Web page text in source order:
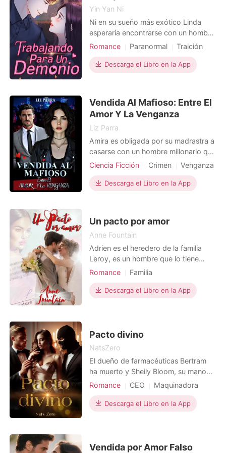
Yin Yan Ni
Ni en su sueño más exótico Linda
esperaría encontrarse con un hombre
que había caído del cielo. Lo que la
atractivos, sino sus atuendos
extraños, que se parecían a las
viajaba en el tiempo,
Romance Paranormal
Traición
Guardaespaldas
Encantadora
Hermoso
Descarga el Libro en la App
Vendida Al Mafioso: Entre El
Amor Y La Venganza
Liz Parra
Amira es obligada por su madrastra a
casarse con un hombre millonario que
le doblaba la edad, sacrificando su
de su media hermana. Su padre, sin
saber qué hacer, apoya la decisión de
enterrando
Ciencia Ficción Crimen
Venganza
CEO
Mafia
Matrimonio por contrato
Descarga el Libro en la App
Un pacto por amor
Anne Fountain
Adrien es el heredero de la familia
Leroy, es un hombre que lo tiene
todo: Fama, dinero, belleza, pero su
la mujer que su padre le pidió salvar,
pues vivió las peores cosas de la vida
obli
Romance
Familia
Matromonio arreglado
Relación secreta
CEO
Descarga el Libro en la App
Pacto divino
NatsZero
El dueño de farmacéuticas Bertram
ha muerto y Sheily Bloom, su mano
derecha, implacable, orgullosa y
lugar. Sin embargo, la llegada de
Zack, el fiestero hijo del dueño,
secreto que guardar: la
Romance CEO
Maquinadora
Lujuria/Erótica
Arrogante/Dominante
Urbano
Venganza
CEO Romance
Descarga el Libro en la App
Vendida por Amor Falso